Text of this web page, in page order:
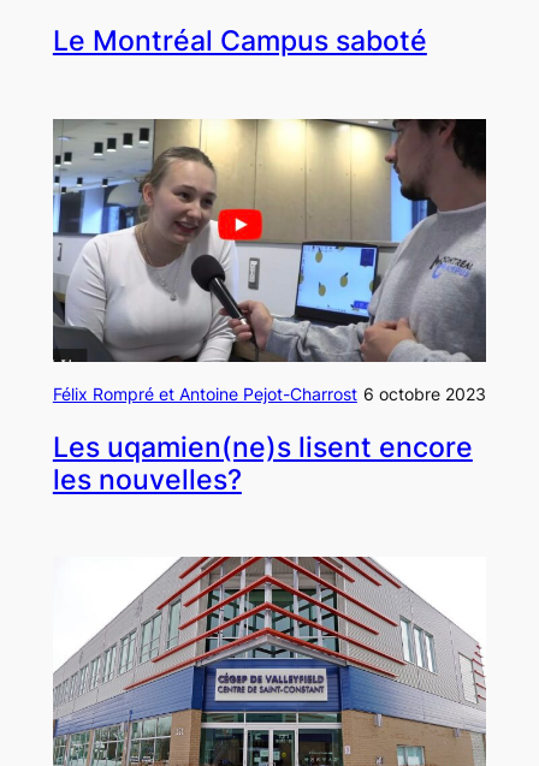
Le Montréal Campus saboté
Félix Rompré et Antoine Pejot-Charrost 6 octobre 2023
Les uqamien(ne)s lisent encore
les nouvelles?